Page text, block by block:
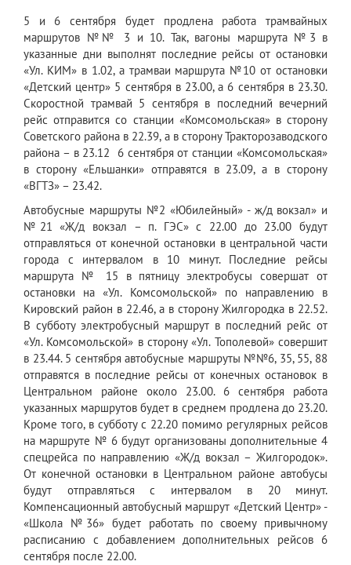
5 и 6 сентября
будет продлена работа трамвайных
маршрутов №№ 3 и 10. Так, вагоны маршрута №3 в
указанные дни выполнят последние рейсы от остановки
«Ул. КИМ» в 1.02, а трамваи маршрута №10 от остановки
«Детский центр» 5 сентября в 23.00, а 6 сентября в 23.30.
Скоростной трамвай 5 сентября в последний вечерний
рейс отправится со станции «Комсомольская» в сторону
Советского района в 22.39, а в сторону Тракторозаводского
района – в 23.12 6 сентября от станции «Комсомольская»
в сторону «Ельшанки» отправятся в 23.09, а в сторону
«ВГТЗ» – 23.42.
Автобусные маршруты №2 «Юбилейный» - ж/д вокзал» и
№21 «Ж/д вокзал – п. ГЭС» с 22.00 до 23.00 будут
отправляться от конечной остановки в центральной части
города с интервалом в 10 минут. Последние рейсы
маршрута № 15 в пятницу электробусы совершат от
остановки на «Ул. Комсомольской» по направлению в
Кировский район в 22.46, а в сторону Жилгородка в 22.52.
В субботу электробусный маршрут в последний рейс от
«Ул. Комсомольской» в сторону «Ул. Тополевой» совершит
в 23.44. 5 сентября автобусные маршруты №№6, 35, 55, 88
отправятся в последние рейсы от конечных остановок в
Центральном районе около 23.00. 6 сентября работа
указанных маршрутов будет в среднем продлена до 23.20.
Кроме того, в субботу с 22.20 помимо регулярных рейсов
на маршруте № 6 будут организованы дополнительные 4
спецрейса по направлению «Ж/д вокзал – Жилгородок».
От конечной остановки в Центральном районе автобусы
будут отправляться с интервалом в 20 минут.
Компенсационный автобусный маршрут «Детский Центр» -
«Школа №36» будет работать по своему привычному
расписанию с добавлением дополнительных рейсов 6
сентября после 22.00.